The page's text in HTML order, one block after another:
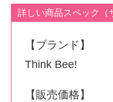
詳しい商品スペック（
【ブランド】
Think Bee!
【販売価格】